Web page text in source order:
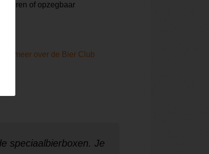
of opzegbaar
meer over de Bier Club
speciaalbierboxen. Je